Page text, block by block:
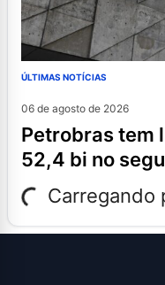
ÚLTIMAS NOTÍCIAS
06 de agosto de 2026
petrobras tem lucro líquido de r$
52,4 bi no
Carregando